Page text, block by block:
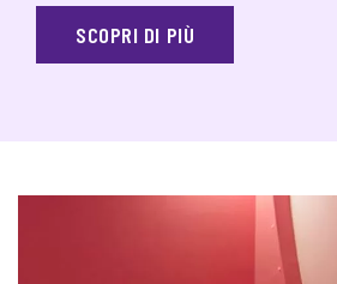
SCOPRI DI PIÙ